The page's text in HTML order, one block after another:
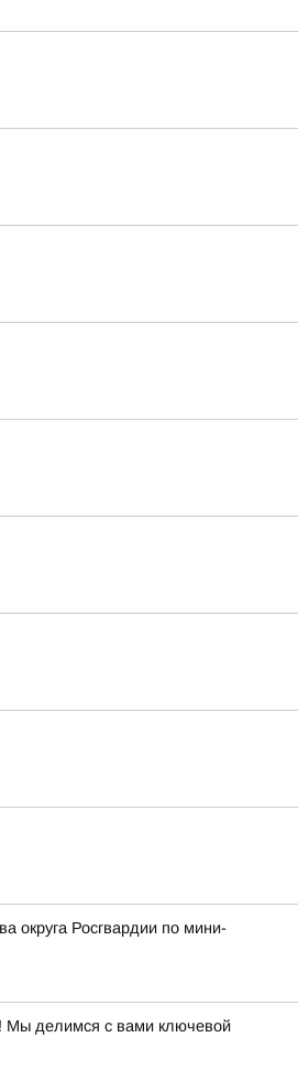
округа Росгвардии по мини-
Мы делимся с вами ключевой